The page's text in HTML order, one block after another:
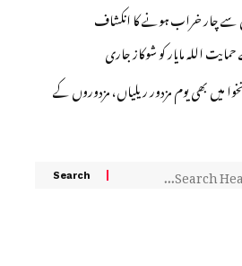
سے چار خراب ہونے کا انکشاف
اللہ مایار کو شوکاز جاری
میں بھی یوم مزدور ریلیاں، مزدوروں کے